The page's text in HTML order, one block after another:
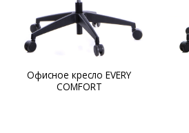
Офисное кресло EVERY
COMFORT